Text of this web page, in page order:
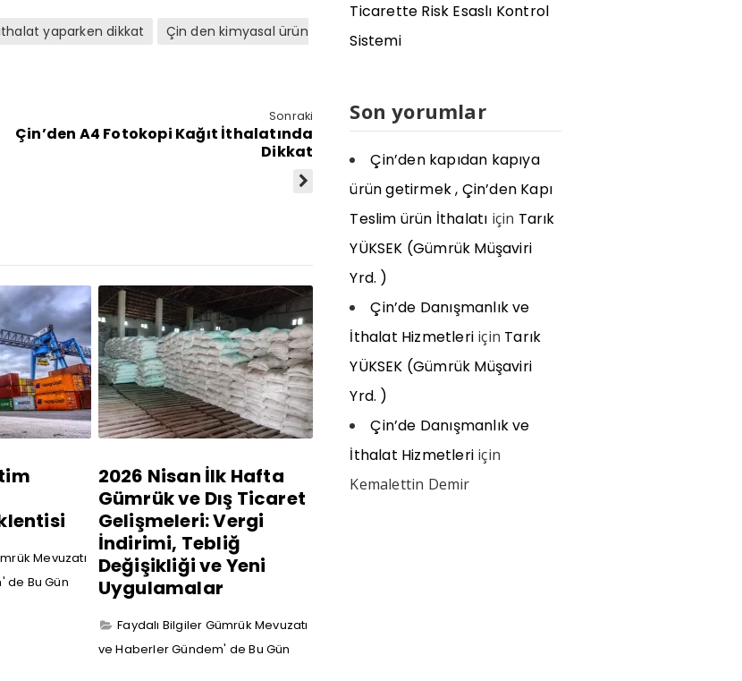
yaparken dikkat
Çin den kimyasal ürün
Sonraki
Çin’den A4 Fotokopi Kağıt İthalatında
Dikkat
Mevuzatı
de Bu Gün
2026 Nisan İlk Hafta
Gümrük ve Dış Ticaret
Gelişmeleri: Vergi
İndirimi, Tebliğ
Değişikliği ve Yeni
Uygulamalar
Faydalı Bilgiler Gümrük Mevuzatı
ve HaberlerGündem' de Bu Gün
Ticarette Risk Esaslı Kontrol
Sistemi
Son yorumlar
Çin’den kapıdan kapıya
ürün getirmek , Çin’den Kapı
Teslim ürün İthalatı için Tarık
YÜKSEK (Gümrük Müşaviri
Yrd. )
Çin’de Danışmanlık ve
İthalat Hizmetleri için Tarık
YÜKSEK (Gümrük Müşaviri
Yrd. )
Çin’de Danışmanlık ve
İthalat Hizmetleri için
Kemalettin Demir